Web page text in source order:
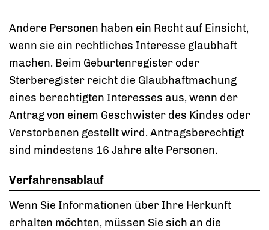
Andere Personen haben ein Recht auf Einsicht,
wenn sie ein rechtliches Interesse glaubhaft
machen. Beim Geburtenregister oder
Sterberegister reicht die Glaubhaftmachung
eines berechtigten Interesses aus, wenn der
Antrag von einem Geschwister des Kindes oder
Verstorbenen gestellt wird. Antragsberechtigt
sind mindestens 16 Jahre alte Personen.
Verfahrensablauf
Wenn Sie Informationen über Ihre Herkunft
erhalten möchten, müssen Sie sich an die